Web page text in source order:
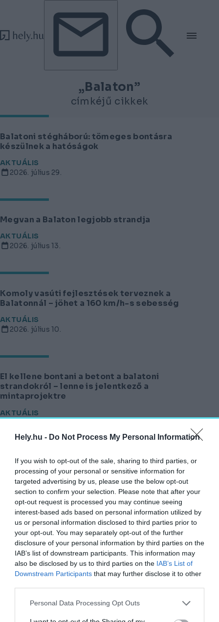
Hely.hu - Do Not Process My Personal Information
If you wish to opt-out of the sale, sharing to third parties, or
processing of your personal or sensitive information for
targeted advertising by us, please use the below opt-out
section to confirm your selection. Please note that after your
opt-out request is processed you may continue seeing
interest-based ads based on personal information utilized by
us or personal information disclosed to third parties prior to
your opt-out. You may separately opt-out of the further
disclosure of your personal information by third parties on the
IAB’s list of downstream participants. This information may
also be disclosed by us to third parties on the IAB’s List of
Downstream Participants that may further disclose it to other
Personal Data Processing Opt Outs
Tovább a tartalomhoz
Tovább a lábléchez
„Balaton”
címkéjű cikkek
Balatoni stégháború: tömeges bontásra
készülnek a hatóságok
AKTUÁLIS
2026. július 29.
Megvan a Balaton legjobb strandja
AKTUÁLIS
2026. július 13.
Komoly vasúti fejlesztések terveznek a
Balatonnál – jöhet a 160 km/h-s sebesség
AKTUÁLIS
2026. július 10.
El kellene bontani a betont a balatoni
strandokról – lenne is jelentkező a
mintaprojektre
AKTUÁLIS
Már a balatoni őrülethez igazodva járnak a
vonatok
AKTUÁLIS
2026. június 21.
Parton vagy a témában? – Itt a nagy strand
kvíz!
2026. június 18.